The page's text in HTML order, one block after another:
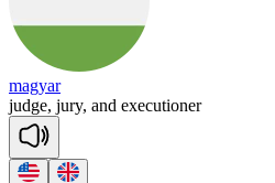
magyar
judge, jury, and executioner